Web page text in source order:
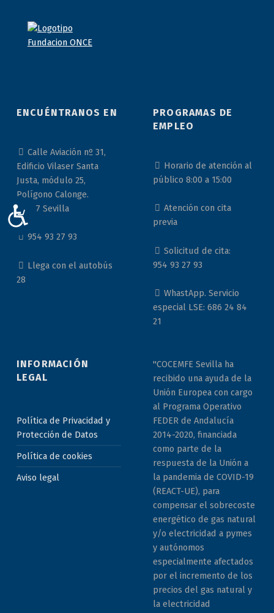
ACCESIBILIDAD
ENCUÉNTRANOS EN
Calle Aviación nº 31,
Edificio Vilaser Santa
Justa, módulo 25,
Polígono Calonge.
41007 Sevilla
954 93 27 93
Llega con el autobús
28
PROGRAMAS DE
EMPLEO
Horario de atención al
público 8:00 a 15:00
Atención con cita
previa
Solicitud de cita:
954 93 27 93
WhastApp. Servicio
especial LSE: 686 24 84
21
INFORMACIÓN
LEGAL
Política de Privacidad y
Protección de Datos
Política de cookies
Aviso legal
"COCEMFE Sevilla ha
recibido una ayuda de la
Unión Europea con cargo
al Programa Operativo
FEDER de Andalucía
2014-2020, financiada
como parte de la
respuesta de la Unión a
la pandemia de COVID-19
(REACT-UE), para
compensar el sobrecoste
energético de gas natural
y/o electricidad a pymes
y autónomos
especialmente afectados
por el incremento de los
precios del gas natural y
la electricidad